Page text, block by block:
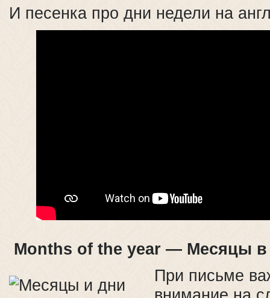
И песенка про дни недели на
Months of the year — Месяцы в
При письме